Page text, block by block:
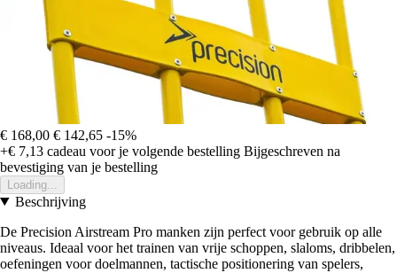
€ 168,00 € 142,65 -15%
+€ 7,13 cadeau voor je volgende bestelling Bijgeschreven na
bevestiging van je bestelling
Loading...
Beschrijving
De Precision Airstream Pro manken zijn perfect voor gebruik op alle
niveaus. Ideaal voor het trainen van vrije schoppen, slaloms, dribbelen,
oefeningen voor doelmannen, tactische positionering van spelers,